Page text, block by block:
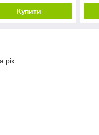
Купити
рік